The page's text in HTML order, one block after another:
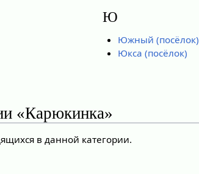
Ю
Южный (посёлок)
Юкса (посёлок)
«Карюкинка»
в данной категории.